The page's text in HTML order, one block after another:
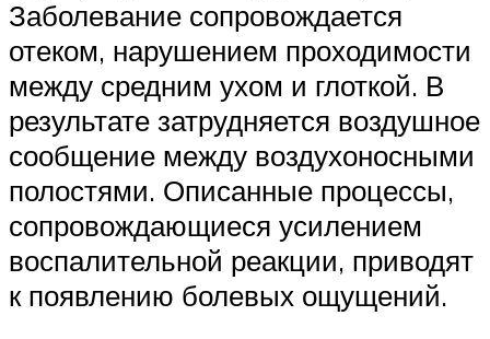
Заболевание сопровождается
отеком, нарушением проходимости
между средним ухом и глоткой. В
результате затрудняется воздушное
сообщение между воздухоносными
полостями. Описанные процессы,
сопровождающиеся усилением
воспалительной реакции, приводят
к появлению болевых ощущений.